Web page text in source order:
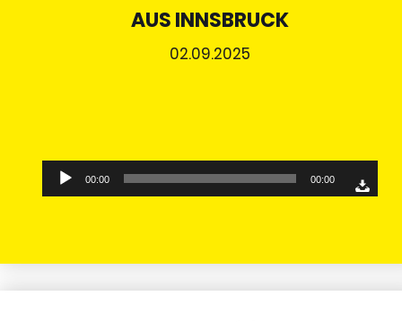
AUS INNSBRUCK
02.09.2025
Audio-
Player
00:00 00:00